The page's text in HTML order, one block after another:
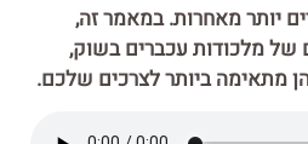
יותר מאחרות. במאמר זה,
של מלכודות עכברים בשוק,
מתאימה ביותר לצרכים שלכם.